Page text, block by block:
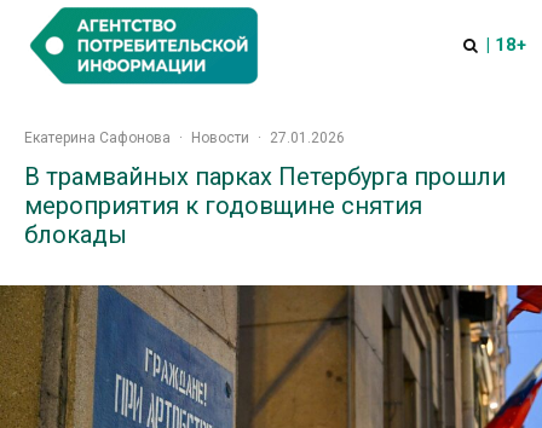
| 18+
Екатерина Сафонова · Новости · 27.01.2026
В трамвайных парках Петербурга прошли
мероприятия к годовщине снятия
блокады